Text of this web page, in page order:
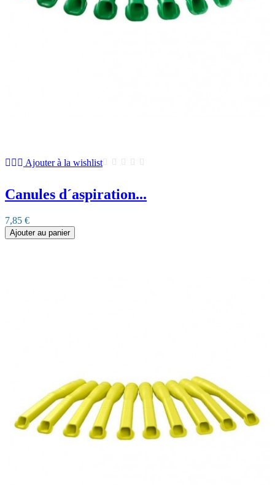
Ajouter à la wishlist
Canules d´aspiration...
7,85 €
Ajouter au panier